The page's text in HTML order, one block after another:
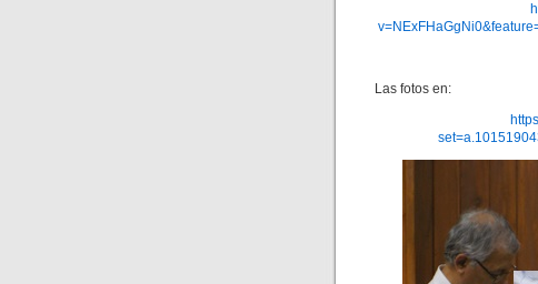
Las fotos en: